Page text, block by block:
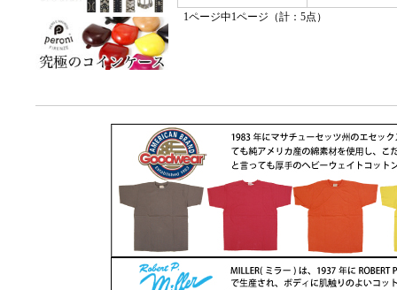
1ページ中1ページ（計：5点）